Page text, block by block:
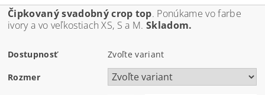
Čipkovaný svadobný crop top. Ponúkame vo farbe
ivory a vo veľkostiach XS, S a M. Skladom.
Dostupnosť Zvoľte variant
Rozmer